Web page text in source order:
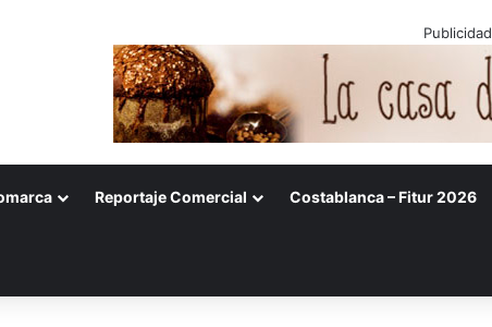
Publicidad
Reportaje Comercial Costablanca – Fitur 2026